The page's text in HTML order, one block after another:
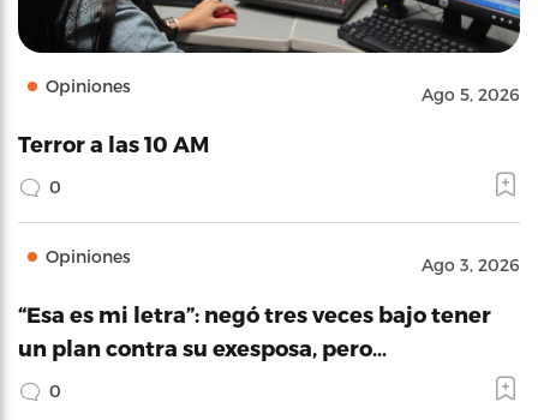
Opiniones Ago 5, 2026
Terror a las 10 AM
0
Opiniones Ago 3, 2026
“Esa es mi letra”: negó tres veces bajo tener
un plan contra su exesposa, pero…
0